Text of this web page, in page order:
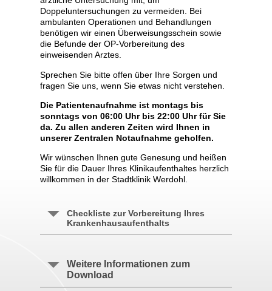
Doppeluntersuchungen zu vermeiden. Bei
ambulanten Operationen und Behandlungen
benötigen wir einen Überweisungsschein sowie
die Befunde der OP-Vorbereitung des
einweisenden Arztes.
Sprechen Sie bitte offen über Ihre Sorgen und
fragen Sie uns, wenn Sie etwas nicht verstehen.
Die Patientenaufnahme ist montags bis
sonntags von 06:00 Uhr bis 22:00 Uhr für Sie
da. Zu allen anderen Zeiten wird Ihnen in
unserer Zentralen Notaufnahme geholfen.
Wir wünschen Ihnen gute Genesung und heißen
Sie für die Dauer Ihres Klinikaufenthaltes herzlich
willkommen in der Stadtklinik Werdohl.
Checkliste zur Vorbereitung Ihres
Krankenhausaufenthalts
Weitere Informationen zum
Download